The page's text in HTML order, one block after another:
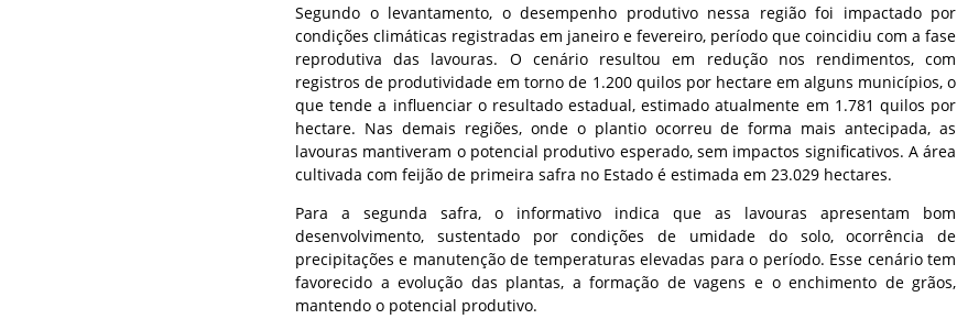
Segundo o levantamento, o desempenho produtivo nessa região foi impactado por
condições climáticas registradas em janeiro e fevereiro, período que coincidiu com a fase
reprodutiva das lavouras. O cenário resultou em redução nos rendimentos, com
registros de produtividade em torno de 1.200 quilos por hectare em alguns municípios, o
que tende a influenciar o resultado estadual, estimado atualmente em 1.781 quilos por
hectare. Nas demais regiões, onde o plantio ocorreu de forma mais antecipada, as
lavouras mantiveram o potencial produtivo esperado, sem impactos significativos. A área
cultivada com feijão de primeira safra no Estado é estimada em 23.029 hectares.
Para a segunda safra, o informativo indica que as lavouras apresentam bom
desenvolvimento, sustentado por condições de umidade do solo, ocorrência de
precipitações e manutenção de temperaturas elevadas para o período. Esse cenário tem
favorecido a evolução das plantas, a formação de vagens e o enchimento de grãos,
mantendo o potencial produtivo.